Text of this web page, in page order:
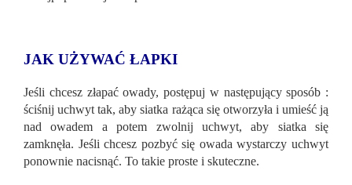
JAK UŻYWAĆ ŁAPKI
Jeśli chcesz złapać owady, postępuj w następujący sposób :
ściśnij uchwyt tak, aby siatka rażąca się otworzyła i umieść ją
nad owadem a potem zwolnij uchwyt, aby siatka się
zamknęła. Jeśli chcesz pozbyć się owada wystarczy uchwyt
ponownie nacisnąć. To takie proste i skuteczne.